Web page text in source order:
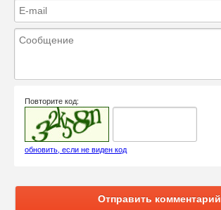
Повторите код:
обновить, если не виден код
Отправить комментарий